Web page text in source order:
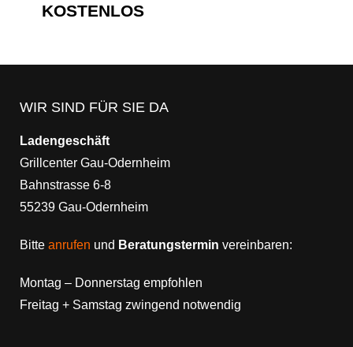
KOSTENLOS
WIR SIND FÜR SIE DA
Ladengeschäft
Grillcenter Gau-Odernheim
Bahnstrasse 6-8
55239 Gau-Odernheim
Bitte anrufen und Beratungstermin vereinbaren:
Montag – Donnerstag empfohlen
Freitag + Samstag zwingend notwendig